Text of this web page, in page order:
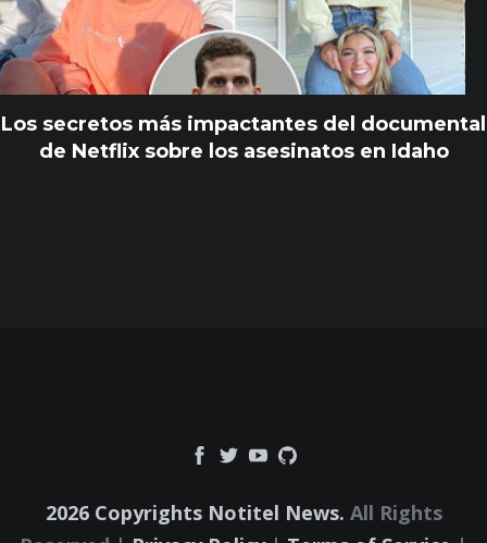
Los secretos más impactantes del documental
de Netflix sobre los asesinatos en Idaho
2026 Copyrights Notitel News. All Rights